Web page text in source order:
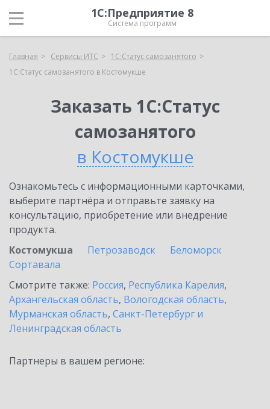
1С:Предприятие 8
Система программ
Главная Сервисы ИТС
1С:Статус самозанятого
1С:Статус самозанятого в Костомукше
Заказать 1С:Статус
самозанятого
в Костомукше
Ознакомьтесь с информационными карточками,
выберите партнёра и отправьте заявку на
консультацию, приобретение или внедрение
продукта.
Костомукша
Петрозаводск
Беломорск
Сортавала
Смотрите также: Россия, Республика Карелия,
Архангельская область, Вологодская область,
Мурманская область, Санкт-Петербург и
Ленинградская область
Партнеры в вашем регионе: